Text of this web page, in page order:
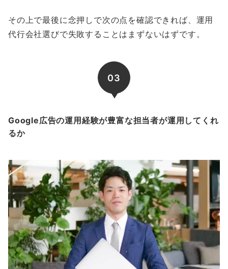
その上で最後に念押しで次の点を確認できれば、運用
代行会社選びで失敗することはまずないはずです。
03
Google広告の運用経験が豊富な担当者が運用してくれ
るか